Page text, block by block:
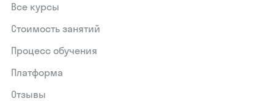
Все курсы
Стоимость занятий
Процесс обучения
Платформа
Отзывы